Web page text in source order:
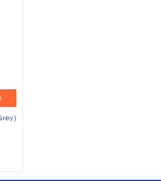
)